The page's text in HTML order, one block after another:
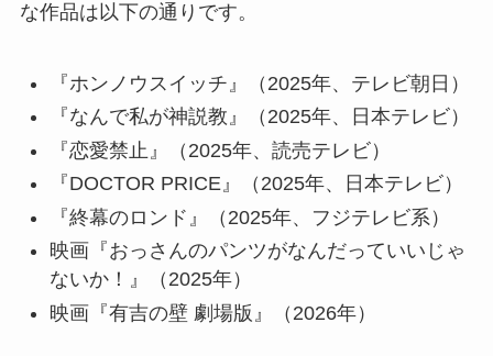
な作品は以下の通りです。
『ホンノウスイッチ』（2025年、テレビ朝日）
『なんで私が神説教』（2025年、日本テレビ）
『恋愛禁止』（2025年、読売テレビ）
『DOCTOR PRICE』（2025年、日本テレビ）
『終幕のロンド』（2025年、フジテレビ系）
映画『おっさんのパンツがなんだっていいじゃ
ないか！』（2025年）
映画『有吉の壁 劇場版』（2026年）